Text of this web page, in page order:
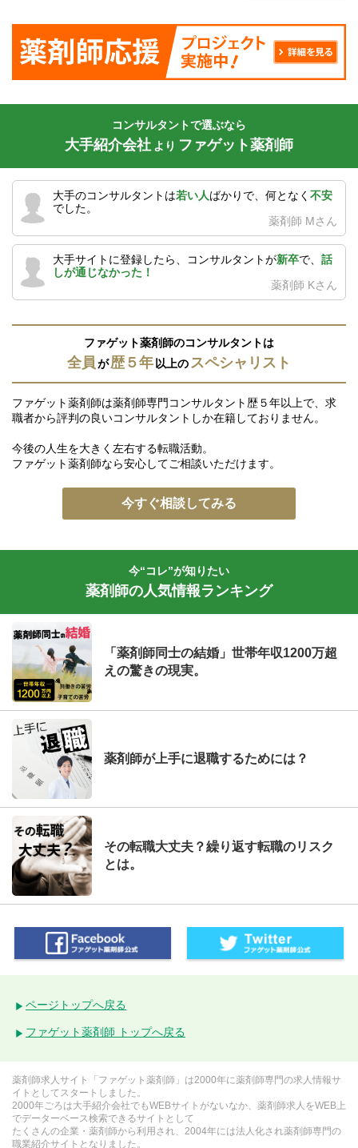
コンサルタントで選ぶなら
大手紹介会社 より ファゲット薬剤師
大手のコンサルタントは若い人ばかりで、何となく 不安
でした。
薬剤師 Mさん
大手サイトに登録したら、コンサルタントが新卒で、 話
しが通じなかった！
薬剤師 Kさん
ファゲット薬剤師のコンサルタントは
全員が歴５年以上のスペシャリスト
ファゲット薬剤師は薬剤師専門コンサルタント歴５年以上で、求
職者から評判の良いコンサルタントしか在籍しておりません。
今後の人生を大きく左右する転職活動。
ファゲット薬剤師なら安心してご相談いただけます。
今すぐ相談してみる
今“コレ”が知りたい
薬剤師の人気情報ランキング
「薬剤師同士の結婚」世帯年収1200万超
えの驚きの現実。
薬剤師が上手に退職するためには？
その転職大丈夫？繰り返す転職のリスク
とは。
ページトップへ戻る
ファゲット薬剤師 トップへ戻る
薬剤師求人サイト「ファゲット薬剤師」は2000年に薬剤師専門の求人情報サ
イトとしてスタートしました。
2000年ごろは大手紹介会社でもWEBサイトがないなか、薬剤師求人をWEB上
でデーターベース検索できるサイトとして
たくさんの企業・薬剤師から利用され、2004年には法人化され薬剤師専門の
職業紹介サイトとなりました。